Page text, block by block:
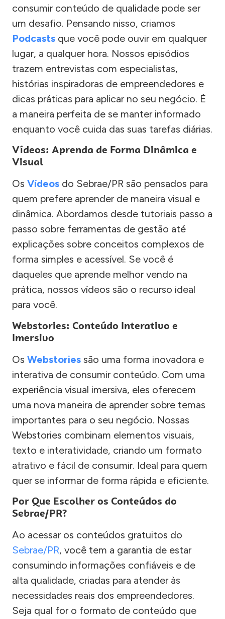
consumir conteúdo de qualidade pode ser
um desafio. Pensando nisso, criamos
Podcasts que você pode ouvir em qualquer
lugar, a qualquer hora. Nossos episódios
trazem entrevistas com especialistas,
histórias inspiradoras de empreendedores e
dicas práticas para aplicar no seu negócio. É
a maneira perfeita de se manter informado
enquanto você cuida das suas tarefas diárias.
Vídeos: Aprenda de Forma Dinâmica e
Visual
Os Vídeos do Sebrae/PR são pensados para
quem prefere aprender de maneira visual e
dinâmica. Abordamos desde tutoriais passo a
passo sobre ferramentas de gestão até
explicações sobre conceitos complexos de
forma simples e acessível. Se você é
daqueles que aprende melhor vendo na
prática, nossos vídeos são o recurso ideal
para você.
Webstories: Conteúdo Interativo e
Imersivo
Os Webstories são uma forma inovadora e
interativa de consumir conteúdo. Com uma
experiência visual imersiva, eles oferecem
uma nova maneira de aprender sobre temas
importantes para o seu negócio. Nossas
Webstories combinam elementos visuais,
texto e interatividade, criando um formato
atrativo e fácil de consumir. Ideal para quem
quer se informar de forma rápida e eficiente.
Por Que Escolher os Conteúdos do
Sebrae/PR?
Ao acessar os conteúdos gratuitos do
Sebrae/PR, você tem a garantia de estar
consumindo informações confiáveis e de
alta qualidade, criadas para atender às
necessidades reais dos empreendedores.
Seja qual for o formato de conteúdo que